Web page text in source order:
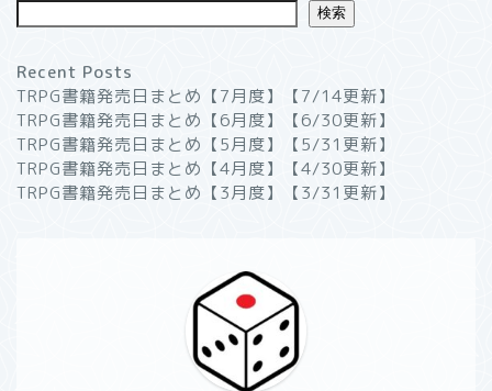
検索
Recent Posts
TRPG書籍発売日まとめ【7月度】【7/14更新】
TRPG書籍発売日まとめ【6月度】【6/30更新】
TRPG書籍発売日まとめ【5月度】【5/31更新】
TRPG書籍発売日まとめ【4月度】【4/30更新】
TRPG書籍発売日まとめ【3月度】【3/31更新】